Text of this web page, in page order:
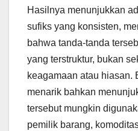
Hasilnya menunjukkan
sufiks yang konsisten,
bahwa tanda-tanda
yang terstruktur, bukan
keagamaan atau hiasan.
menarik bahkan
tersebut mungkin
pemilik barang,